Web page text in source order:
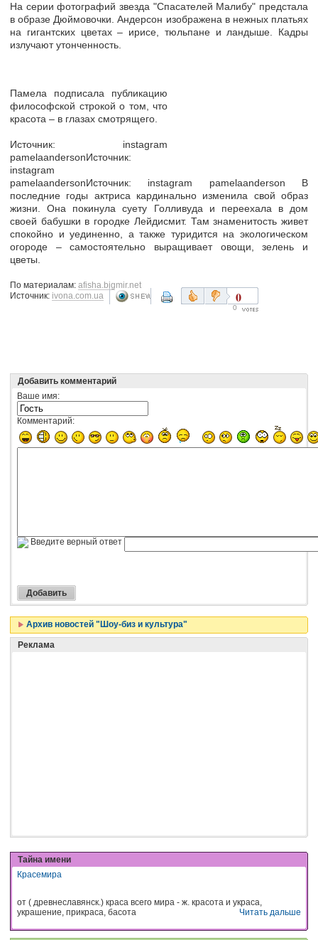
На серии фотографий звезда "Спасателей Малибу" предстала
в образе Дюймовочки. Андерсон изображена в нежных платьях
на гигантских цветах – ирисе, тюльпане и ландыше. Кадры
излучают утонченность.
Памела подписала публикацию
философской строкой о том, что
красота – в глазах смотрящего.
Источник: instagram
pamelaandersonИсточник:
instagram
pamelaandersonИсточник: instagram pamelaanderson В
последние годы актриса кардинально изменила свой образ
жизни. Она покинула суету Голливуда и переехала в дом
своей бабушки в городке Лейдисмит. Там знаменитость живет
спокойно и уединенно, а также туридится на экологическом
огороде – самостоятельно выращивает овощи, зелень и
цветы.
По материалам: afisha.bigmir.net
Источник: ivona.com.ua 0
0
Добавить комментарий
Ваше имя:
Комментарий:
Введите верный ответ
Архив новостей "Шоу-биз и культура"
Реклама
Тайна имени
Красемира
от ( древнеславянск.) краса всего мира - ж. красота и украса,
украшение, прикраса, басота
Читать дальше